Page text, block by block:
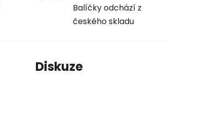
Balíčky odchází z
českého skladu
Diskuze